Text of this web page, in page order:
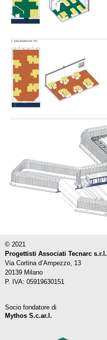
© 2021
Progettisti Associati Tecnarc s.r.l.
Via Cortina d’Ampezzo, 13
20139 Milano
P. IVA: 05919630151
Socio fondatore di
Mythos S.c.ar.l.